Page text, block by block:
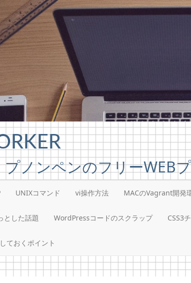
ノンペンのフリーWEB
UNIXコマンド vi操作方法 MACのVagrant開発
とした話題 WordPressコードのスクラップ CSS3
ておくポイント